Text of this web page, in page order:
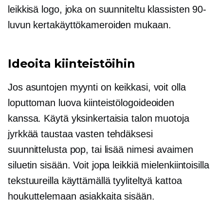
leikkisä logo, joka on suunniteltu klassisten 90-
luvun kertakäyttökameroiden mukaan.
Ideoita kiinteistöihin
Jos asuntojen myynti on keikkasi, voit olla
loputtoman luova kiinteistölogoideoiden
kanssa. Käytä yksinkertaisia ​​talon muotoja
jyrkkää taustaa vasten tehdäksesi
suunnittelusta pop, tai lisää nimesi avaimen
siluetin sisään. Voit jopa leikkiä mielenkiintoisilla
tekstuureilla käyttämällä tyyliteltyä kattoa
houkuttelemaan asiakkaita sisään.